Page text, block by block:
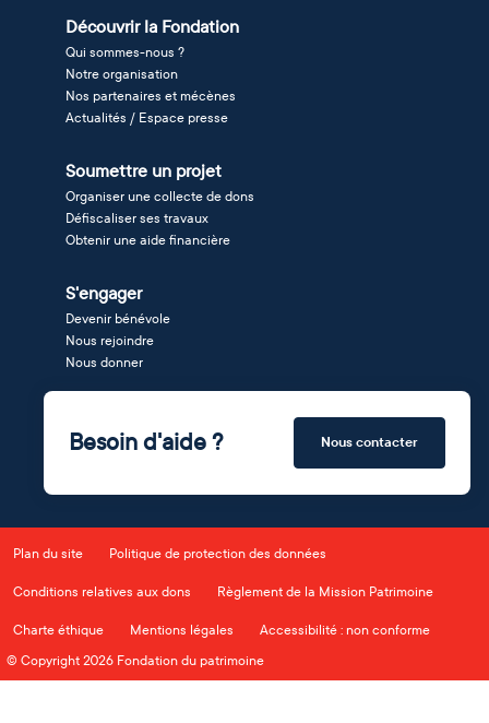
Découvrir la Fondation
Qui sommes-nous ?
Notre organisation
Nos partenaires et mécènes
Actualités / Espace presse
Soumettre un projet
Organiser une collecte de dons
Défiscaliser ses travaux
Obtenir une aide financière
S'engager
Devenir bénévole
Nous rejoindre
Nous donner
Besoin d'aide ? Nous contacter
Plan du site Politique de protection des données
Conditions relatives aux dons Règlement de la Mission Patrimoine
Charte éthique Mentions légales
Accessibilité : non conforme
© Copyright 2026 Fondation du patrimoine